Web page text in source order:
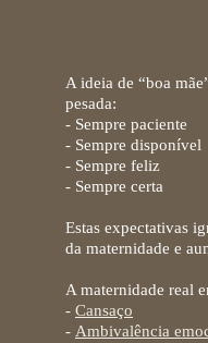
A ideia de “boa
pesada:
- Sempre paciente
- Sempre disponível
- Sempre feliz
- Sempre certa
Estas expectativas
da maternidade e
A maternidade real
- Cansaço
- Ambivalência